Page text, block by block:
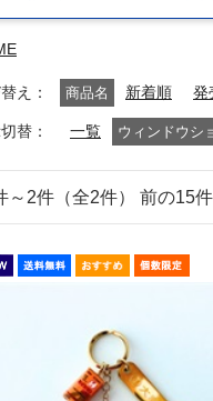
え 商品名 新着順 発
替 一覧 ウィンドウシ
～2件（全2件）